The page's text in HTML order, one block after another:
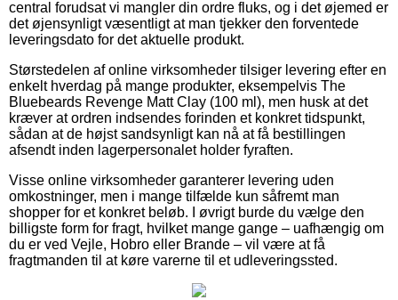
central forudsat vi mangler din ordre fluks, og i det øjemed er
det øjensynligt væsentligt at man tjekker den forventede
leveringsdato for det aktuelle produkt.
Størstedelen af online virksomheder tilsiger levering efter en
enkelt hverdag på mange produkter, eksempelvis The
Bluebeards Revenge Matt Clay (100 ml), men husk at det
kræver at ordren indsendes forinden et konkret tidspunkt,
sådan at de højst sandsynligt kan nå at få bestillingen
afsendt inden lagerpersonalet holder fyraften.
Visse online virksomheder garanterer levering uden
omkostninger, men i mange tilfælde kun såfremt man
shopper for et konkret beløb. I øvrigt burde du vælge den
billigste form for fragt, hvilket mange gange – uafhængig om
du er ved Vejle, Hobro eller Brande – vil være at få
fragtmanden til at køre varerne til et udleveringssted.